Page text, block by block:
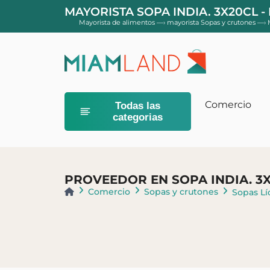
MAYORISTA SOPA INDIA. 3X20CL -
Mayorista de alimentos —› mayorista Sopas y crutones —›
Todas las
categorias
Postres y
Comercio
PROVEEDOR EN SOPA INDIA.
Comercio Sopas y crutones Sopas